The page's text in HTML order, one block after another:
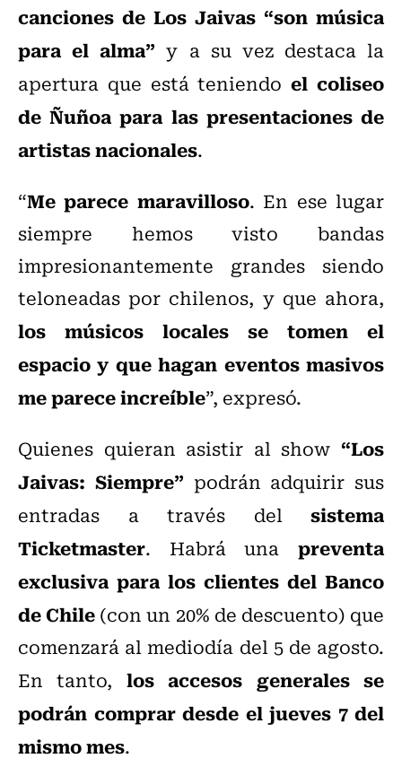
canciones de Los Jaivas “son música
para el alma”y a su vez destaca la
apertura que está teniendoel coliseo
de Ñuñoa para las presentaciones de
artistas nacionales.
“Me parece maravilloso. En ese lugar
siempre hemos visto bandas
impresionantemente grandes siendo
teloneadas por chilenos, y que ahora,
los músicos locales se tomen el
espacio y que hagan eventos masivos
me parece increíble”, expresó.
Quienes quieran asistir al show “Los
Jaivas: Siempre” podrán adquirir sus
entradas a través del sistema
Ticketmaster. Habrá una preventa
exclusiva para los clientes del Banco
de Chile(con un 20% de descuento) que
comenzará al mediodía del 5 de agosto.
En tanto, los accesos generales se
podrán comprar desde el jueves 7 del
mismo mes.